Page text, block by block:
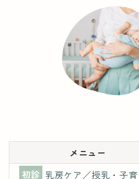
メニュー
初診 乳房ケア／授乳・子